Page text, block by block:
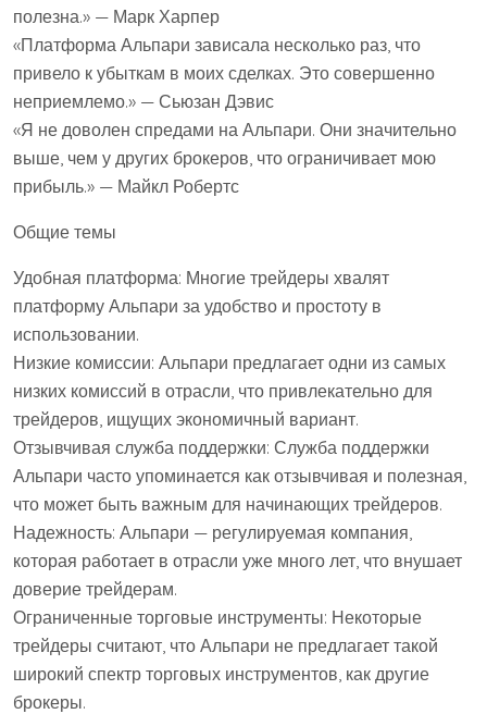
полезна.» — Марк Харпер
«Платформа Альпари зависала несколько раз, что
привело к убыткам в моих сделках. Это совершенно
неприемлемо.» — Сьюзан Дэвис
«Я не доволен спредами на Альпари. Они значительно
выше, чем у других брокеров, что ограничивает мою
прибыль.» — Майкл Робертс
Общие темы
Удобная платформа: Многие трейдеры хвалят
платформу Альпари за удобство и простоту в
использовании.
Низкие комиссии: Альпари предлагает одни из самых
низких комиссий в отрасли, что привлекательно для
трейдеров, ищущих экономичный вариант.
Отзывчивая служба поддержки: Служба поддержки
Альпари часто упоминается как отзывчивая и полезная,
что может быть важным для начинающих трейдеров.
Надежность: Альпари — регулируемая компания,
которая работает в отрасли уже много лет, что внушает
доверие трейдерам.
Ограниченные торговые инструменты: Некоторые
трейдеры считают, что Альпари не предлагает такой
широкий спектр торговых инструментов, как другие
брокеры.